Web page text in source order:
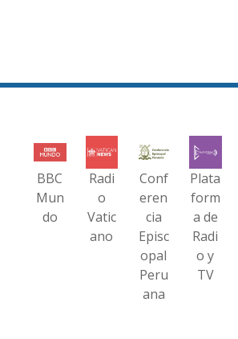
BBC
Mun
do
Radi
o
Vatic
ano
Conf
eren
cia
Episc
opal
Peru
ana
Plata
form
a de
Radi
o y
TV